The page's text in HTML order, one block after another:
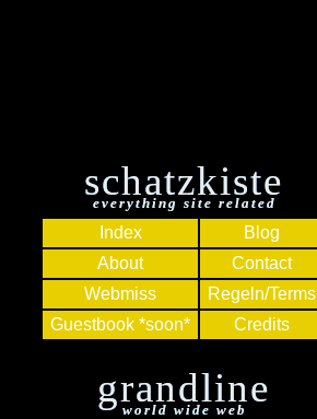
schatzkiste
everything site related
Index
About
Webmiss
Guestbook *soon*
Blog
Contact
Regeln/Terms
Credits
grandline
world wide web